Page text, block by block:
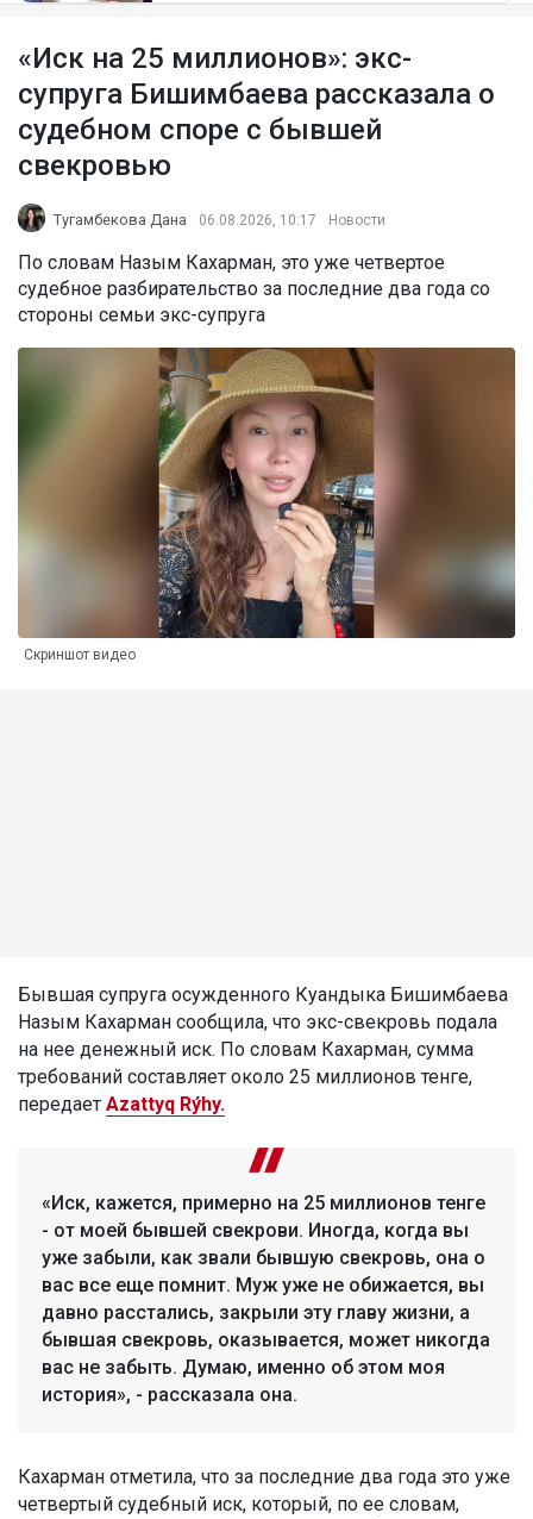
«Иск на 25 миллионов»: экс-
супруга Бишимбаева рассказала о
судебном споре с бывшей
свекровью
Тугамбекова Дана 06.08.2026, 10:17 Новости
По словам Назым Кахарман, это уже четвертое
судебное разбирательство за последние два года со
стороны семьи экс-супруга
Скриншот видео
Бывшая супруга осужденного Куандыка Бишимбаева
Назым Кахарман сообщила, что экс-свекровь подала
на нее денежный иск. По словам Кахарман, сумма
требований составляет около 25 миллионов тенге,
передает Azattyq Rýhy.
«Иск, кажется, примерно на 25 миллионов тенге
- от моей бывшей свекрови. Иногда, когда вы
уже забыли, как звали бывшую свекровь, она о
вас все еще помнит. Муж уже не обижается, вы
давно расстались, закрыли эту главу жизни, а
бывшая свекровь, оказывается, может никогда
вас не забыть. Думаю, именно об этом моя
история», - рассказала она.
Кахарман отметила, что за последние два года это уже
четвертый судебный иск, который, по ее словам,